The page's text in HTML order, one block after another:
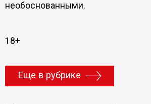
необоснованными.
18+
Еще в рубрике